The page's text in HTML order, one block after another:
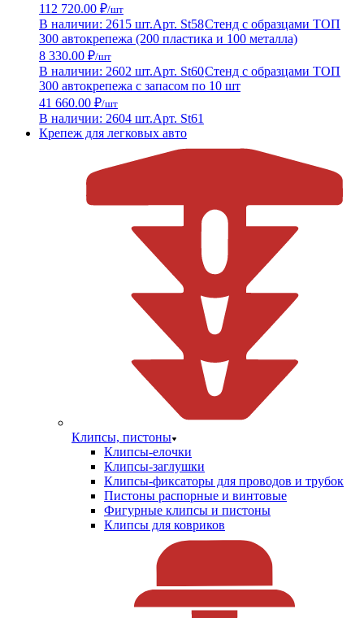
112 720.00 ₽/шт
В наличии: 2615 шт.Арт. St58Стенд с образцами ТОП
300 автокрепежа (200 пластика и 100 металла)
8 330.00 ₽/шт
В наличии: 2602 шт.Арт. St60Стенд с образцами ТОП
300 автокрепежа с запасом по 10 шт
41 660.00 ₽/шт
В наличии: 2604 шт.Арт. St61
Крепеж для легковых авто
Клипсы, пистоны
Клипсы-елочки
Клипсы-заглушки
Клипсы-фиксаторы для проводов и трубок
Пистоны распорные и винтовые
Фигурные клипсы и пистоны
Клипсы для ковриков